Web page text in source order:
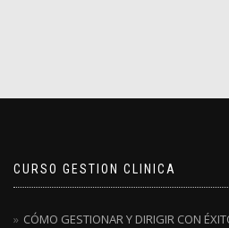
CURSO GESTION CLINICA
CÓMO GESTIONAR Y DIRIGIR CON